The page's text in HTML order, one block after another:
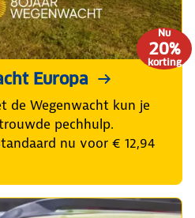
Nu
20%
korting
Europa
de Wegenwacht kun je
pechhulp.
nu voor € 12,94